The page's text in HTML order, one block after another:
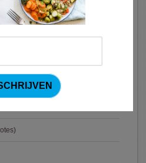
tomatensaus(12 votes)
(10 votes)
zure room (Piet Huysentruyt)